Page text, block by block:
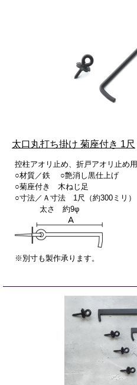
太口丸打ち掛け 菊座付き 1尺
控柱アオリ止め、折戸アオリ止め用
○材質／鉄 ○艶消し黒仕上げ
○菊座付き 木ねじ足
○寸法／Ａ寸法 1尺（約300ミリ）
太さ 約9φ
※別寸も製作承ります。